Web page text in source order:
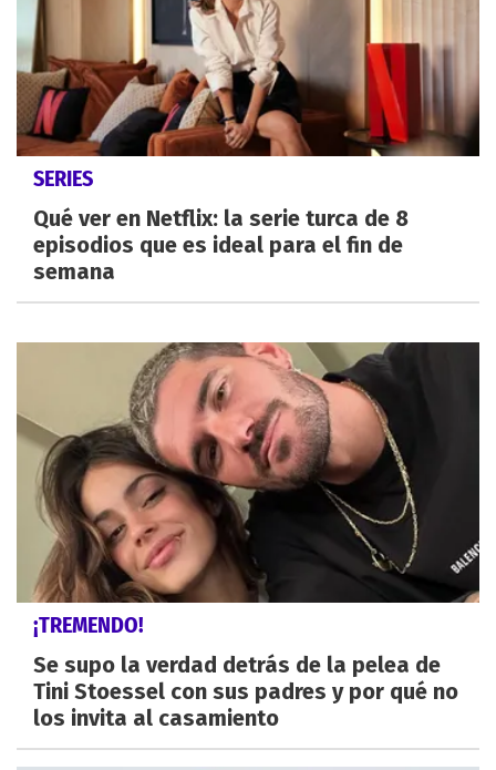
SERIES
Qué ver en Netflix: la serie turca de 8
episodios que es ideal para el fin de
semana
¡TREMENDO!
Se supo la verdad detrás de la pelea de
Tini Stoessel con sus padres y por qué no
los invita al casamiento